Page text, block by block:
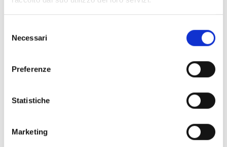
delNecessari
Preferenze
Statistiche
Marketing
Factory HUB
Fare rete per proporsi sul mercato senza
Online presence and digital